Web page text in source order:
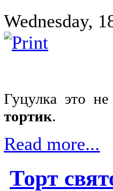
Wednesday,
Гуцулка это
тортик.
Read more...
Торт